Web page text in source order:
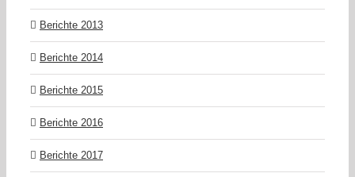
Berichte 2013
Berichte 2014
Berichte 2015
Berichte 2016
Berichte 2017